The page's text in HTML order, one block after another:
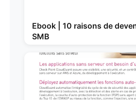
Ebook | 10 raisons de
SMB